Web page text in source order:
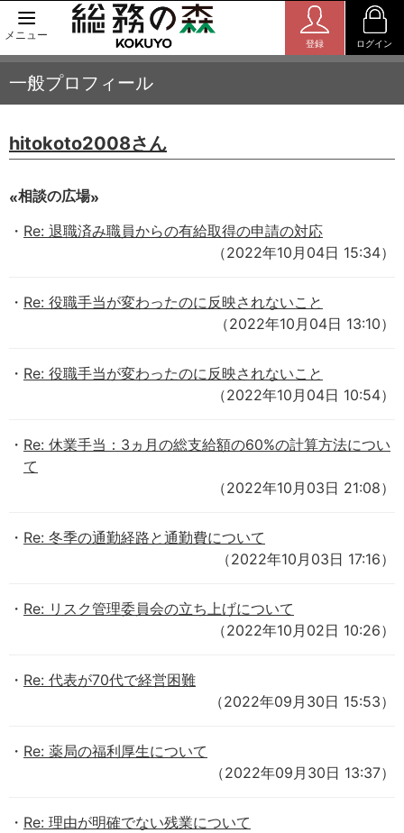
メニュー
登録 ログイン
一般プロフィール
hitokoto2008さん
相談の広場
Re: 退職済み職員からの有給取得の申請の対応
（2022年10月04日 15:34）
Re: 役職手当が変わったのに反映されないこと
（2022年10月04日 13:10）
Re: 役職手当が変わったのに反映されないこと
（2022年10月04日 10:54）
Re: 休業手当：3ヵ月の総支給額の60%の計算方法につい
て
（2022年10月03日 21:08）
Re: 冬季の通勤経路と通勤費について
（2022年10月03日 17:16）
Re: リスク管理委員会の立ち上げについて
（2022年10月02日 10:26）
Re: 代表が70代で経営困難
（2022年09月30日 15:53）
Re: 薬局の福利厚生について
（2022年09月30日 13:37）
Re: 理由が明確でない残業について